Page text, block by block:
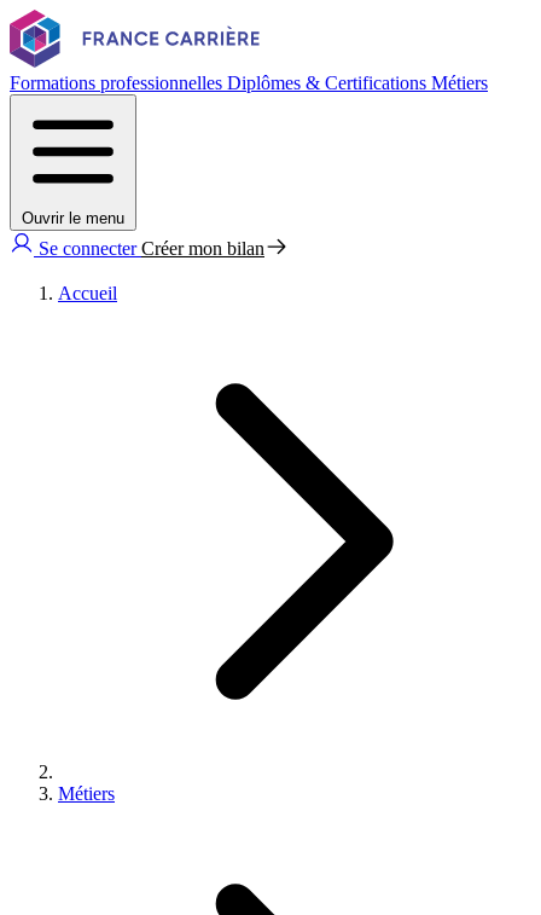
Formations professionnelles Diplômes & Certifications Métiers
Ouvrir le menu
Se connecterCréer mon bilan
Accueil
Métiers